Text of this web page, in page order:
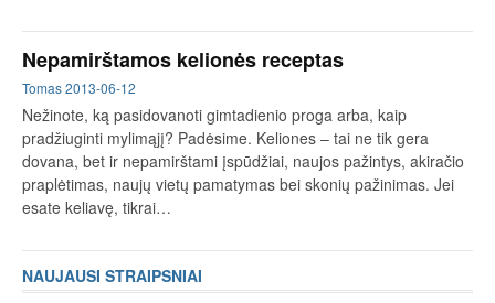
Nepamirštamos kelionės receptas
Tomas2013-06-12
Nežinote, ką pasidovanoti gimtadienio proga arba, kaip
pradžiuginti mylimąjį? Padėsime. Keliones – tai ne tik gera
dovana, bet ir nepamirštami įspūdžiai, naujos pažintys, akiračio
praplėtimas, naujų vietų pamatymas bei skonių pažinimas. Jei
esate keliavę, tikrai…
NAUJAUSI STRAIPSNIAI